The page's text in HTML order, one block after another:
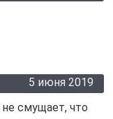
5 июня 2019
не смущает, что